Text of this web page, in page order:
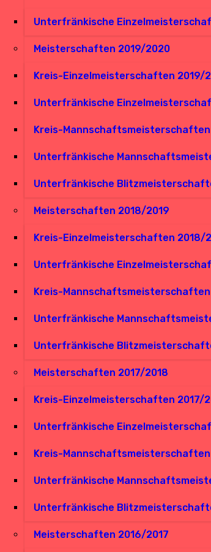
Unterfränkische
Meisterschaften 2019/2020
Kreis-Einzelmeisterschaften 2019/
Unterfränkische
Kreis-
Unterfränkische
Unterfränkische
Meisterschaften 2018/2019
Kreis-Einzelmeisterschaften 2018/
Unterfränkische
Kreis-Mannschaftsmeisterschaften
Unterfränkische
Unterfränkische
Meisterschaften 2017/2018
Kreis-Einzelmeisterschaften 2017/
Unterfränkische
Kreis-Mannschaftsmeisterschaften
Unterfränkische
Unterfränkische
Meisterschaften 2016/2017